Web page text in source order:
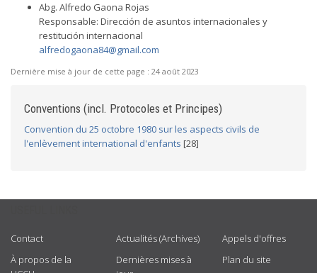
Abg. Alfredo Gaona Rojas
Responsable: Dirección de asuntos internacionales y
restitución internacional
alfredogaona84@gmail.com
Dernière mise à jour de cette page : 24 août 2023
Conventions (incl. Protocoles et Principes)
Convention du 25 octobre 1980 sur les aspects civils de
l'enlèvement international d'enfants [28]
Contact
À propos de la
Actualités (Archives)
Dernières mises à
Appels d'offres
Plan du site